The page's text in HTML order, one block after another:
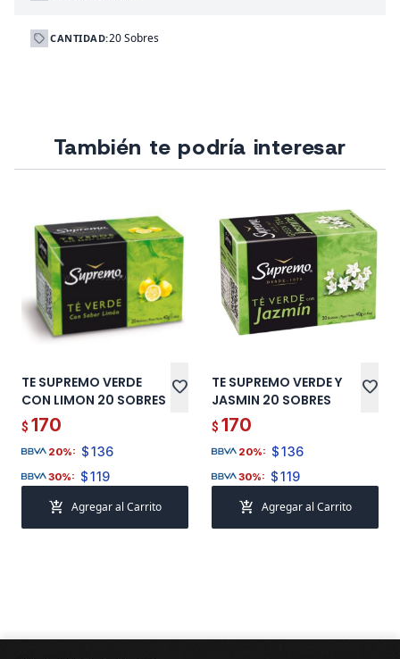
CANTIDAD:20 Sobres
También te podría interesar
TE SUPREMO VERDE
CON LIMON 20 SOBRES
favorite
$ 170
20%: $136
30%: $119
add_shopping_cart Agregar al Carrito
TE SUPREMO VERDE Y
JASMIN 20 SOBRES
favorite
$ 170
20%: $136
30%: $119
add_shopping_cart Agregar al Carrito